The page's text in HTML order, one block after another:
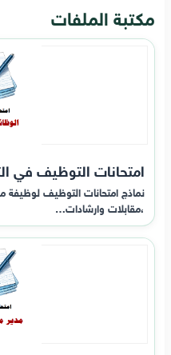
مكتبة الملفات
امتحانات التوظيف في
نماذج امتحانات التوظيف لوظيفة
،مقابلات وارشادات…